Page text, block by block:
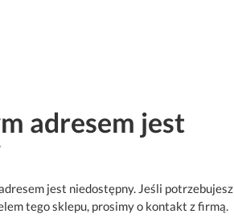
adresem jest
jest niedostępny. Jeśli potrzebujesz
tego sklepu, prosimy o kontakt z firmą.